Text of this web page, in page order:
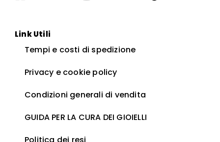
Link Utili
Tempi e costi di spedizione
Privacy e cookie policy
Condizioni generali di vendita
GUIDA PER LA CURA DEI GIOIELLI ​
Politica dei resi